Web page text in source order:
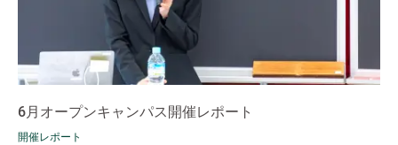
6月オープンキャンパス開催レポート
開催レポート